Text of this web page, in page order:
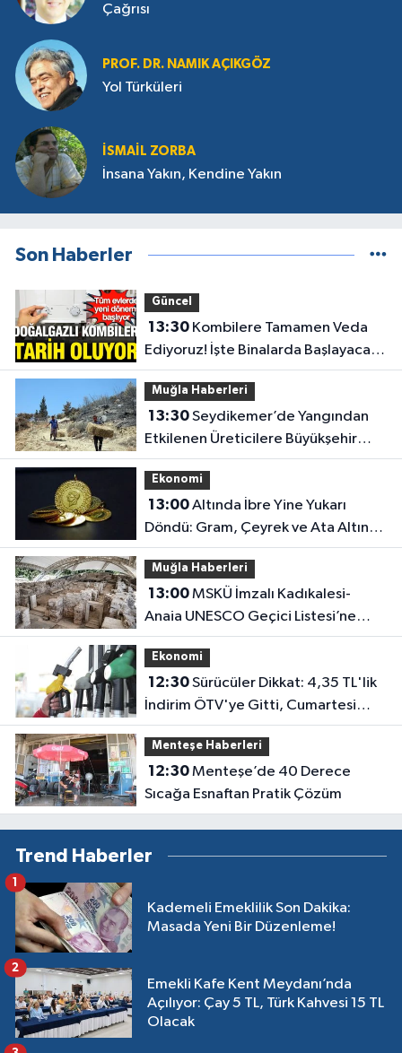
Çağrısı
PROF. DR. NAMIK AÇIKGÖZ
Yol Türküleri
İSMAIL ZORBA
İnsana Yakın, Kendine Yakın
Son Haberler
Güncel
13:30Kombilere Tamamen Veda
Ediyoruz! İşte Binalarda Başlayacak
Yeni Isınma Dönemi
Muğla Haberleri
13:30Seydikemer’de Yangından
Etkilenen Üreticilere Büyükşehir
Desteği
Ekonomi
13:00Altında İbre Yine Yukarı
Döndü: Gram, Çeyrek ve Ata Altın
Kaç Lira Oldu?
Muğla Haberleri
13:00MSKÜ İmzalı Kadıkalesi-
Anaia UNESCO Geçici Listesi’ne
Girdi
Ekonomi
12:30Sürücüler Dikkat: 4,35 TL'lik
İndirim ÖTV'ye Gitti, Cumartesi
Günü Pompaya Dev Zam Geliyor!
Menteşe Haberleri
12:30Menteşe’de 40 Derece
Sıcağa Esnaftan Pratik Çözüm
Trend Haberler
Kademeli Emeklilik Son Dakika:
Masada Yeni Bir Düzenleme!
1
Emekli Kafe Kent Meydanı’nda
Açılıyor: Çay 5 TL, Türk Kahvesi 15 TL
Olacak
2